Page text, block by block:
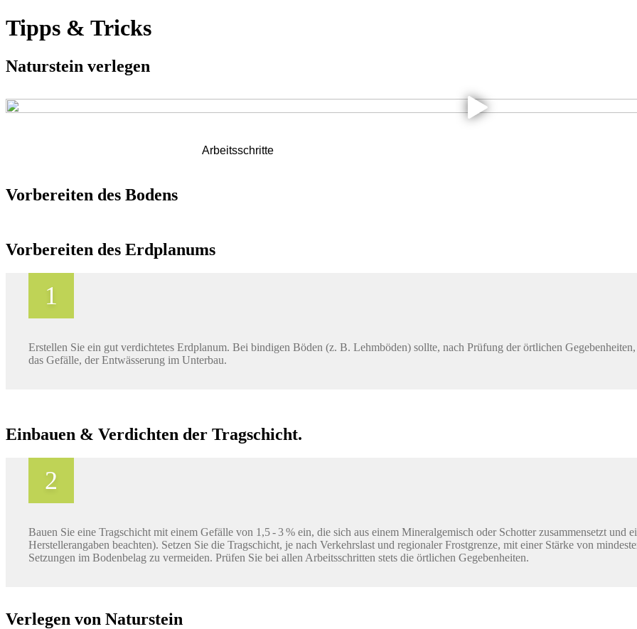
Tipps & Tricks
Naturstein verlegen
Arbeitsschritte
Vorbereiten des Bodens
Vorbereiten des Erdplanums
Erstellen Sie ein gut verdichtetes Erdplanum. Bei bindigen Böden (z. B. Lehmböden) sollte, nach Prüfung der örtlichen
das Gefälle, der Entwässerung im Unterbau.
Einbauen & Verdichten der Tragschicht.
Bauen Sie eine Tragschicht mit einem Gefälle von 1,5 - 3 % ein, die sich aus einem Mineralgemisch oder Schotter zusammensetzt
Herstellerangaben beachten). Setzen Sie die Tragschicht, je nach Verkehrslast und regionaler Frostgrenze, mit einer Stärke von
Setzungen im Bodenbelag zu vermeiden. Prüfen Sie bei allen Arbeitsschritten stets die örtlichen Gegebenheiten.
Verlegen von Naturstein